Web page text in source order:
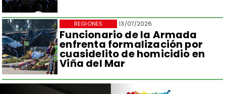
13/07/2026
Funcionario de la Armada
enfrenta formalización por
cuasidelito de homicidio en
Viña del Mar
REGIONES